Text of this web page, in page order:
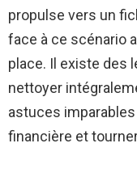
propulse vers un
face à ce scénario
place. Il existe des
nettoyer
astuces
financière et